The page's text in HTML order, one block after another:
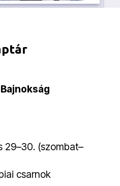
29–30. (szombat–
csarnok